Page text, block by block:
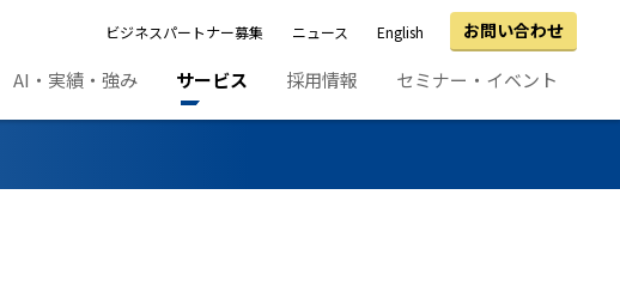
お問い合わせ
AI・実績・強み サービス 採用情報 セミナー・イベント
ビジネスパートナー募集 ニュース English